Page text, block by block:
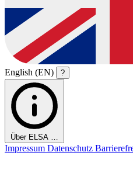
English (EN) ?
Über ELSA …
Impressum Datenschutz